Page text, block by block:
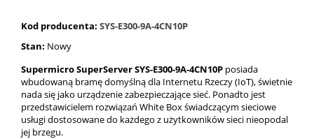
Kod producenta: SYS-E300-9A-4CN10P
Stan: Nowy
Supermicro SuperServer SYS-E300-9A-4CN10P posiada
wbudowaną bramę domyślną dla Internetu Rzeczy (IoT), świetnie
nada się jako urządzenie zabezpieczające sieć. Ponadto jest
przedstawicielem rozwiązań White Box świadczącym sieciowe
usługi dostosowane do każdego z użytkowników sieci nieopodal
jej brzegu.